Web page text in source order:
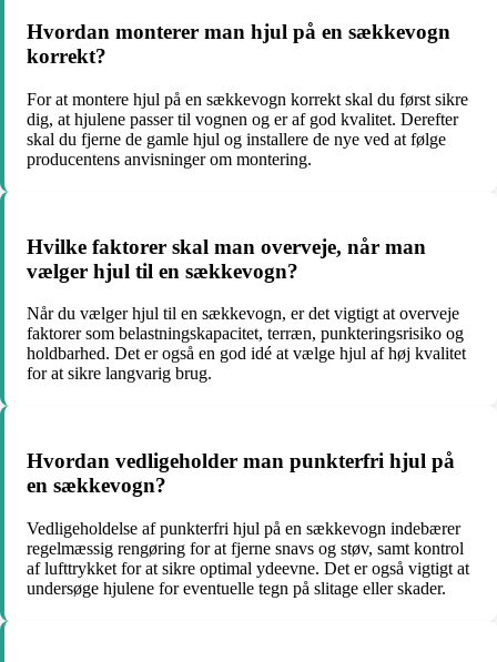
Hvordan monterer man hjul på en sækkevogn
korrekt?
For at montere hjul på en sækkevogn korrekt skal du først sikre
dig, at hjulene passer til vognen og er af god kvalitet. Derefter
skal du fjerne de gamle hjul og installere de nye ved at følge
producentens anvisninger om montering.
Hvilke faktorer skal man overveje, når man
vælger hjul til en sækkevogn?
Når du vælger hjul til en sækkevogn, er det vigtigt at overveje
faktorer som belastningskapacitet, terræn, punkteringsrisiko og
holdbarhed. Det er også en god idé at vælge hjul af høj kvalitet
for at sikre langvarig brug.
Hvordan vedligeholder man punkterfri hjul på
en sækkevogn?
Vedligeholdelse af punkterfri hjul på en sækkevogn indebærer
regelmæssig rengøring for at fjerne snavs og støv, samt kontrol
af lufttrykket for at sikre optimal ydeevne. Det er også vigtigt at
undersøge hjulene for eventuelle tegn på slitage eller skader.